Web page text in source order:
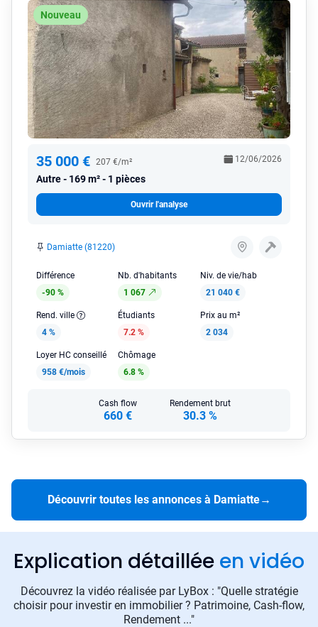
Nouveau
35 000 € 207 €/m²
Autre 169 m² - 1 pièces
12/06/2026
Ouvrir l'analyse
Damiatte (81220)
Différence
-90 %
Nb. d'habitants
1 067
Niv. de vie/hab
21 040 €
Rend. ville
4 %
Étudiants
7.2 %
Prix au m²
2 034
Loyer HC conseillé
958 €/mois
Chômage
6.8 %
Cash flow
660 €
Rendement brut
30.3 %
Découvrir toutes les annonces à Damiatte→
Explication détaillée en vidéo
Découvrez la vidéo réalisée par LyBox : "Quelle stratégie
choisir pour investir en immobilier ? Patrimoine, Cash-flow,
Rendement ..."